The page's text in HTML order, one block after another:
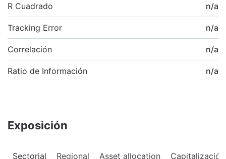
R Cuadrado n/a
Tracking Error n/a
Correlación n/a
Ratio de Información n/a
Exposición
Sectorial Regional Asset allocation Capitalización